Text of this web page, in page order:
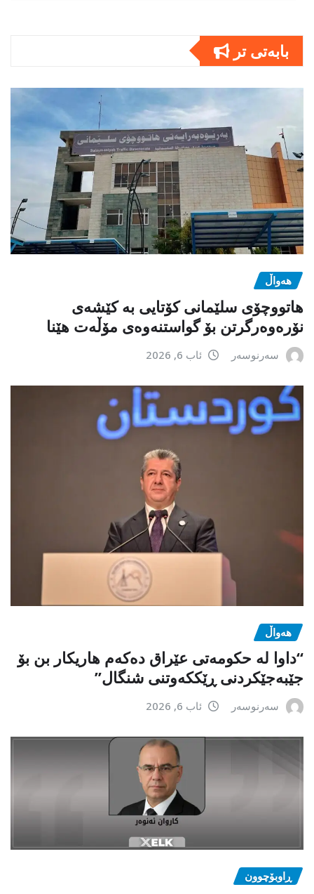
بابەتى تر
هەواڵ
هاتووچۆی سلێمانی کۆتایی بە کێشەی
نۆرەوەرگرتن بۆ گواستنەوەی مۆڵەت هێنا
سەرنوسەر ئاب 6, 2026
هەواڵ
“داوا لە حكومەتی عێراق دەكەم هاریكار بن بۆ
جێبەجێكردنی ڕێككەوتنی شنگال”
سەرنوسەر ئاب 6, 2026
ڕاوبۆچوون